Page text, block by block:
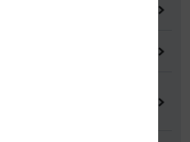
と取組み
再発防止のための委員会
工事による火災事故再発防